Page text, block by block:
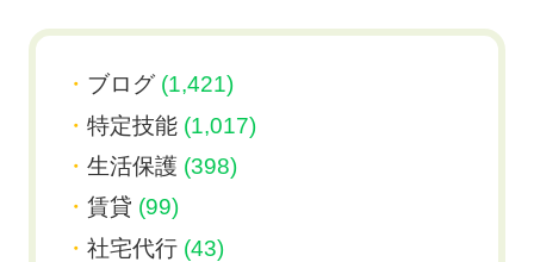
ブログ(1,421)
特定技能(1,017)
生活保護 (398)
賃貸 (99)
社宅代行(43)